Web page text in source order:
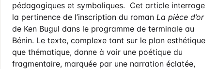
pédagogiques et symboliques. Cet article interroge
la pertinence de l’inscription du roman La pièce d’or
de Ken Bugul dans le programme de terminale au
Bénin. Le texte, complexe tant sur le plan esthétique
que thématique, donne à voir une poétique du
fragmentaire, marquée par une narration éclatée,